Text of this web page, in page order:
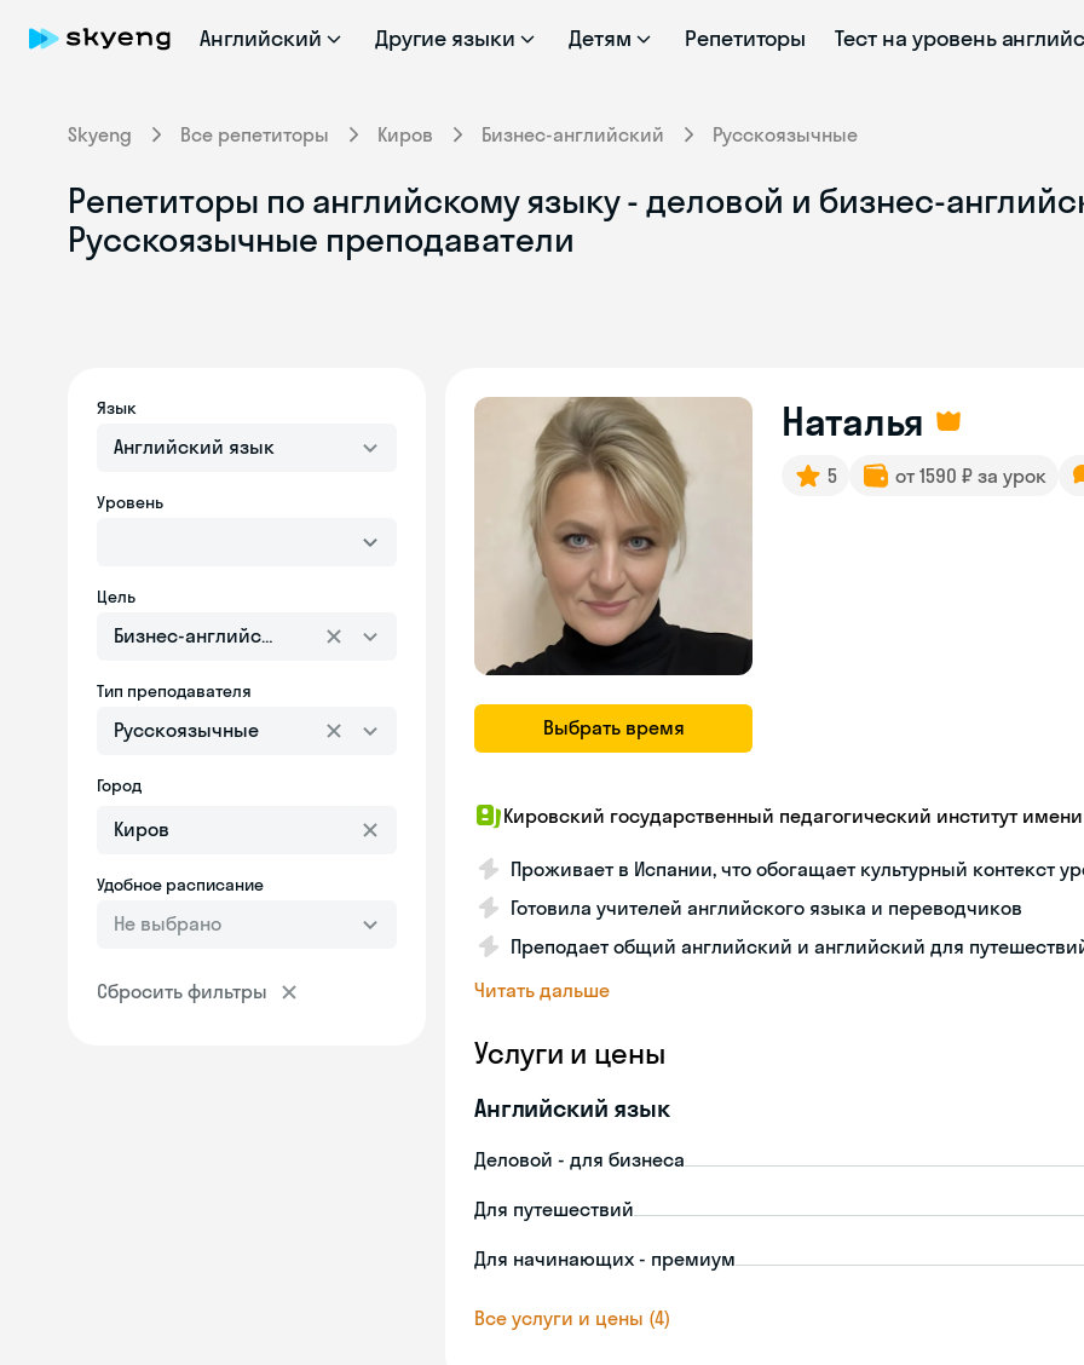
Английский Другие языки Детям Репетиторы Тест на уровень
Skyeng Все репетиторы Киров Бизнес-английский Русскоязычные
Репетиторы по английскому языку - деловой и бизнес-
Русскоязычные преподаватели
Язык
Английский язык
Уровень
Цель
Бизнес-английский
Тип преподавателя
Русскоязычные
Город
Удобное расписание
Не выбрано
Сбросить фильтры
Выбрать время
Наталья
5 от 1590 ₽ за урок
Кировский государственный педагогический институт
Проживает в Испании, что обогащает культурный контекст
Готовила учителей английского языка и переводчиков
Преподает общий английский и английский для
Читать дальше
Услуги и цены
Английский язык
Деловой - для бизнеса
Для путешествий
Для начинающих - премиум
Все услуги и цены (4)